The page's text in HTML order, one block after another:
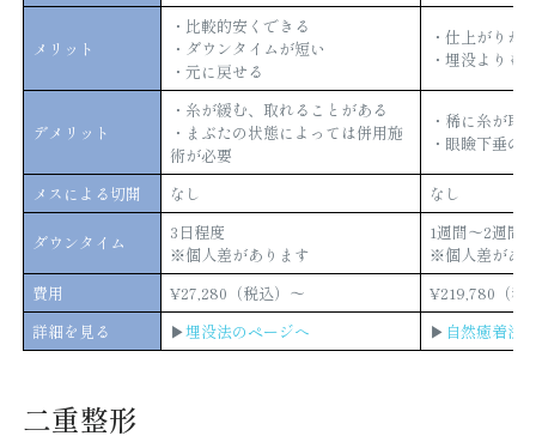
メリット
・比較的安くできる
・ダウンタイムが短い
・元に戻せる
・仕上がりが
・埋没よりも
デメリット
・糸が緩む、取れることがある
・まぶたの状態によっては併用施
術が必要
・稀に糸が取
・眼瞼下垂の
メスによる切開 なし なし
ダウンタイム
3日程度
※個人差があります
1週間〜2週間
※個人差があ
費用
¥27,280（税込）〜
¥219,780（税
詳細を見る
▶︎埋没法のページへ ▶︎ 自然癒着法
二重整形